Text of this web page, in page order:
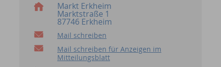
Markt Erkheim
Marktstraße 1
87746 Erkheim
Mail schreiben
Mail schreiben für Anzeigen im
Mitteilungsblatt